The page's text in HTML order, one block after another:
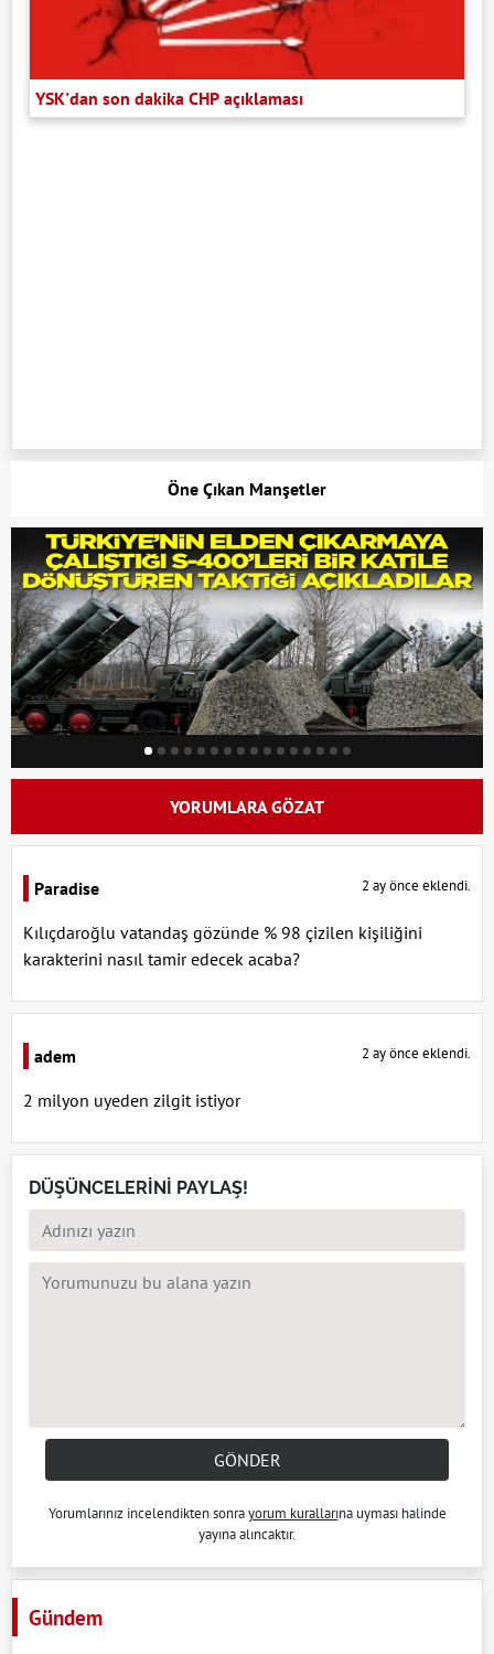
YSK'dan son dakika CHP açıklaması
Öne Çıkan Manşetler
YORUMLARA GÖZAT
Paradise 2 ay önce eklendi.
Kılıçdaroğlu vatandaş gözünde % 98 çizilen kişiliğini
karakterini nasıl tamir edecek acaba?
adem 2 ay önce eklendi.
2 milyon uyeden zilgit istiyor
DÜŞÜNCELERİNİ PAYLAŞ!
GÖNDER
Yorumlarınız incelendikten sonrayorum kurallarına uyması halinde
yayına alıncaktır.
Gündem